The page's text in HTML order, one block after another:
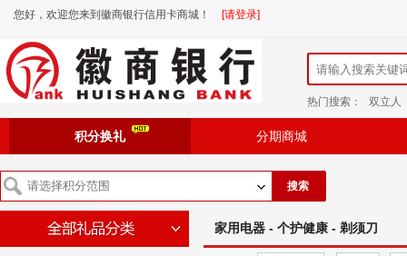
您好，欢迎您来到徽商银行信用卡商城！ [请登录]
热门搜索： 双立人
积分换礼 分期商城
搜索
家用电器 - 个护健康 - 剃须刀